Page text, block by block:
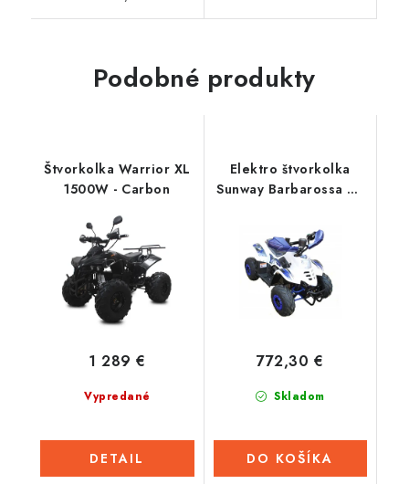
Podobné produkty
Štvorkolka Warrior XL
1500W - Carbon
Vypredané
1 289 €
DETAIL
Elektro štvorkolka
Sunway Barbarossa RS
- Modrá
Skladom
772,30 €
DO KOŠÍKA